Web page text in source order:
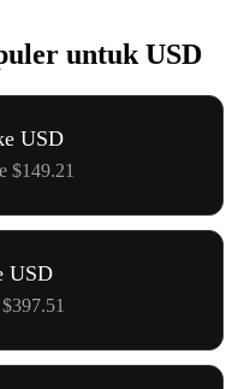
untuk USD
USD
$149.21
USD